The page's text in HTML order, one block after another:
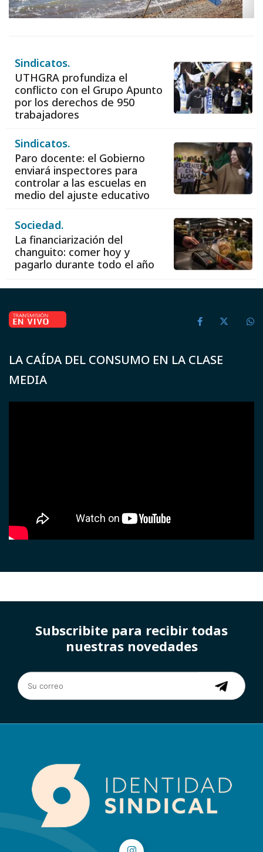
Sindicatos.
UTHGRA profundiza el
conflicto con el Grupo Apunto
por los derechos de 950
trabajadores
Sindicatos.
Paro docente: el Gobierno
enviará inspectores para
controlar a las escuelas en
medio del ajuste educativo
Sociedad.
La financiarización del
changuito: comer hoy y
pagarlo durante todo el año
LA CAÍDA DEL CONSUMO EN LA CLASE
MEDIA
Subscribite para recibir todas
nuestras novedades